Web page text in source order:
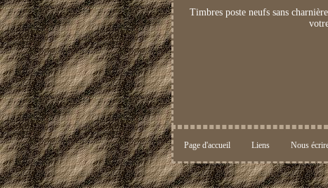
Timbres poste neufs sans
Page d'accueil Liens Nous